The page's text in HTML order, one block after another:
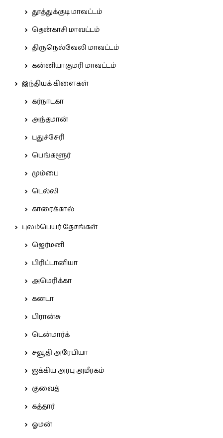
தூத்துக்குடி மாவட்டம்
தென்காசி மாவட்டம்
திருநெல்வேலி மாவட்டம்
கன்னியாகுமரி மாவட்டம்
இந்தியக் கிளைகள்
கர்நாடகா
அந்தமான்
புதுச்சேரி
பெங்களூர்
மும்பை
டெல்லி
காரைக்கால்
புலம்பெயர் தேசங்கள்
ஜெர்மனி
பிரிட்டானியா
அமெரிக்கா
கனடா
பிரான்சு
டென்மார்க்
சவூதி அரேபியா
ஐக்கிய அரபு அமீரகம்
குவைத்
கத்தார்
ஓமன்